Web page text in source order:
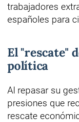
trabajadores
españoles para
El "rescate"
política
Al repasar su
presiones que
rescate